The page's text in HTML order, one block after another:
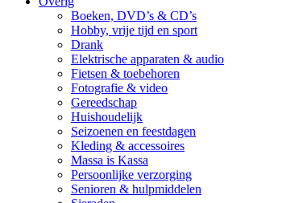
Boeken, DVD’s & CD’s
Hobby, vrije tijd en sport
Drank
Elektrische apparaten & audio
Fietsen & toebehoren
Fotografie & video
Gereedschap
Huishoudelijk
Seizoenen en feestdagen
Kleding & accessoires
Massa is Kassa
Persoonlijke verzorging
Senioren & hulpmiddelen